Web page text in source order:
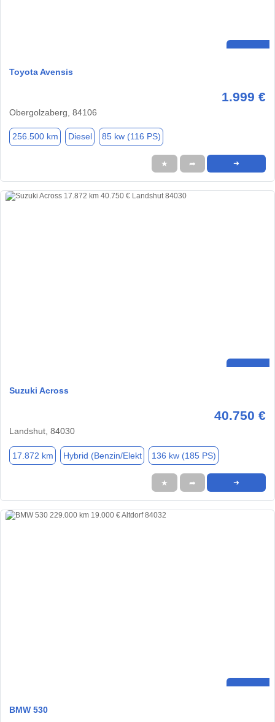
Toyota Avensis
1.999 €
Obergolzaberg, 84106
256.500 km Diesel 85 kw (116 PS)
★ ➦ ➜
Suzuki Across
40.750 €
Landshut, 84030
17.872 km Hybrid (Benzin/Elekt 136 kw (185 PS)
★ ➦ ➜
BMW 530